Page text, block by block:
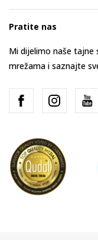
Pratite nas
Mi dijelimo naše tajne
mrežama i saznajte